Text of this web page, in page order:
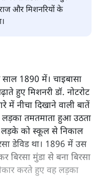
और मिशनरियों के
1890 में। चाइबासा
हुए मिशनरी डॉ. नोटरोट
में नीचा दिखाने वाली बातें
तमतमाता हुआ उठता
को स्कूल से निकाल
डेविड था। 1896 में उस
बिरसा मुंडा से बना बिरसा
करते हुए वह लड़का